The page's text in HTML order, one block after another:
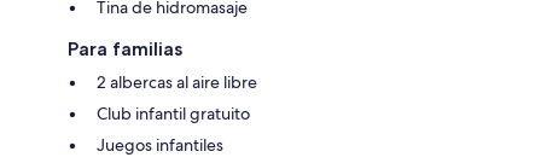
Tina de hidromasaje
Para familias
2 albercas al aire libre
Club infantil gratuito
Juegos infantiles